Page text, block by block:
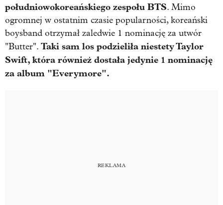
południowokoreańskiego zespołu BTS. Mimo
ogromnej w ostatnim czasie popularności, koreański
boysband otrzymał zaledwie 1 nominację za utwór
"Butter". Taki sam los podzieliła niestety Taylor
Swift, która również dostała jedynie 1 nominację
za album "Everymore".